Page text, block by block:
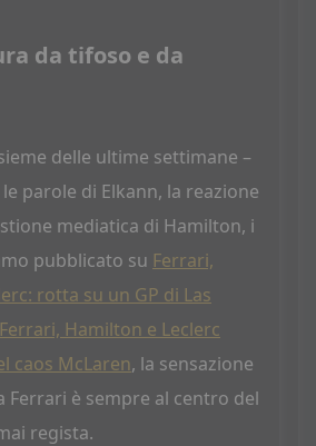
da tifoso e da
delle ultime settimane –
parole di Elkann, la reazione
mediatica di Hamilton, i
pubblicato su Ferrari,
rotta su un GP di Las
Ferrari, Hamilton e Leclerc
caos McLaren, la sensazione
Ferrari è sempre al centro del
regista.